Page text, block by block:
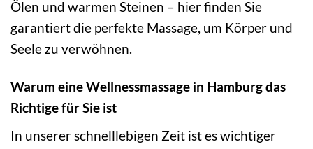
Ölen und warmen Steinen – hier finden Sie
garantiert die perfekte Massage, um Körper und
Seele zu verwöhnen.
Warum eine Wellnessmassage in Hamburg das
Richtige für Sie ist
In unserer schnelllebigen Zeit ist es wichtiger